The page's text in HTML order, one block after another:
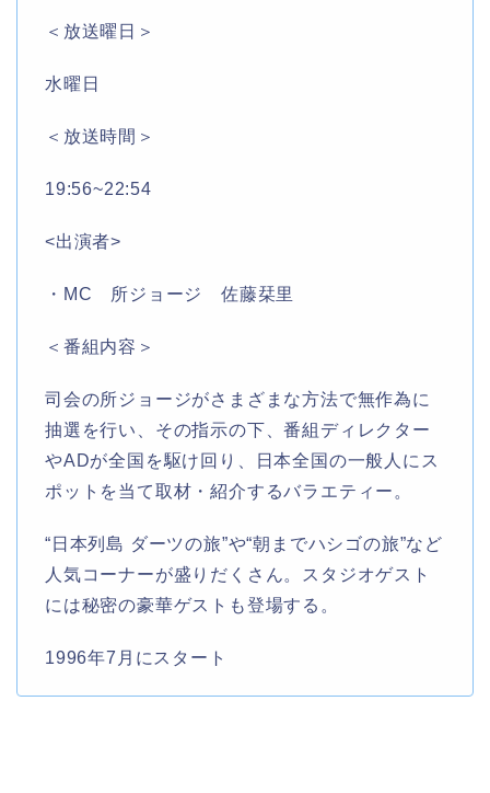
＜放送曜日＞
水曜日
＜放送時間＞
19:56~22:54
<出演者>
・MC 所ジョージ 佐藤栞里
＜番組内容＞
司会の所ジョージがさまざまな方法で無作為に
抽選を行い、その指示の下、番組ディレクター
やADが全国を駆け回り、日本全国の一般人にス
ポットを当て取材・紹介するバラエティー。
“日本列島 ダーツの旅”や“朝までハシゴの旅”など
人気コーナーが盛りだくさん。スタジオゲスト
には秘密の豪華ゲストも登場する。
1996年7月にスタート